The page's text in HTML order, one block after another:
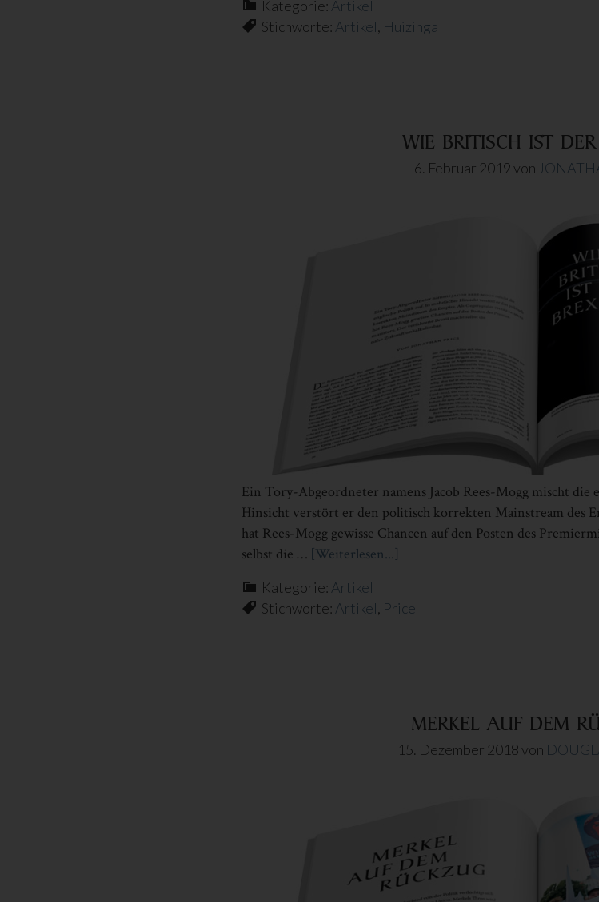
Plugin
WAS
Kategorie: Artikel
Stichworte: Artikel, Huizinga
WIE BRITISCH IST
6. Februar 2019von
Ein Tory-Abgeordneter namens Jacob Rees-Mogg mischt die
Hinsicht verstört er den politisch korrekten Mainstream des
hat Rees-Mogg gewisse Chancen auf den Posten des
selbst die … [Weiterlesen...]
WIE
Kategorie: Artikel
Stichworte: Artikel, Price
MERKEL AUF DEM
15. Dezember 2018von